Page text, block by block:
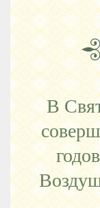
В